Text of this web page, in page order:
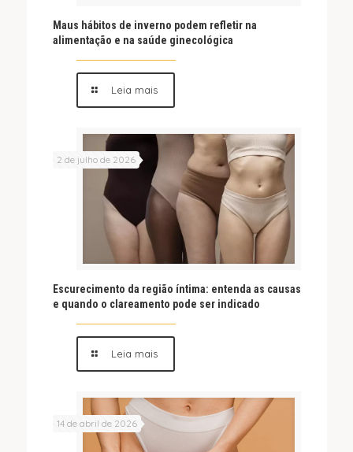
Maus hábitos de inverno podem refletir na
alimentação e na saúde ginecológica
Leia mais
2 de julho de 2026
Escurecimento da região íntima: entenda as causas
e quando o clareamento pode ser indicado
Leia mais
14 de abril de 2026